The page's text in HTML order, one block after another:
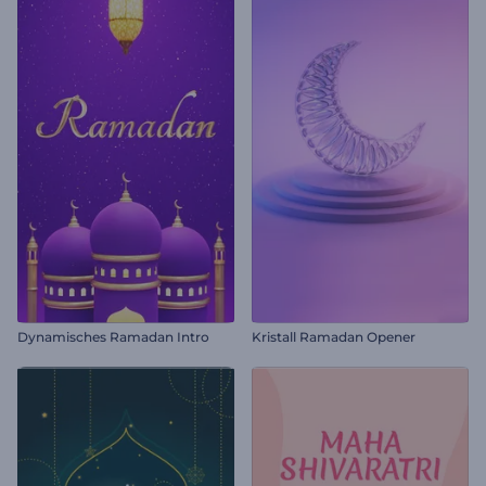
Dynamisches Ramadan Intro Kristall Ramadan Opener